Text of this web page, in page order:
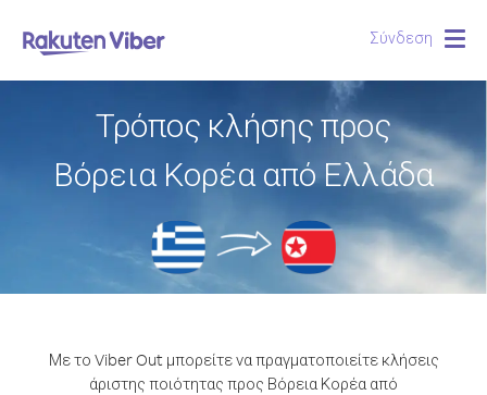
Σύνδεση
Τρόπος κλήσης προς
Βόρεια Κορέα από Ελλάδα
Με το Viber Out μπορείτε να πραγματοποιείτε κλήσεις
άριστης ποιότητας προς Βόρεια Κορέα από